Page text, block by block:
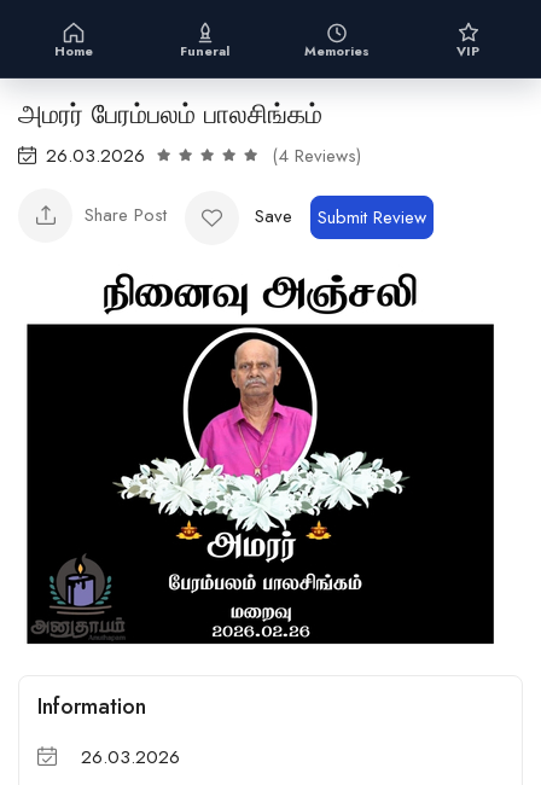
Home Funeral Memories VIP
அமரர் பேரம்பலம் பாலசிங்கம்
26.03.2026 (4 Reviews)
Share Post Save Submit Review
Information
26.03.2026